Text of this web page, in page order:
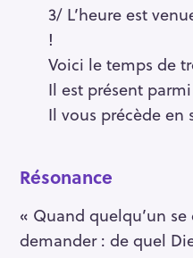
3/ L’heure est
!
Voici le temps de
Il est présent
Il vous précède en
Résonance
« Quand quelqu’un
demander : de quel
e
a